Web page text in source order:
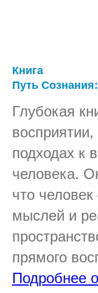
Книга
Путь
Глубокая
подходах к
человека.
что
мыслей и
прямого
Подробнее